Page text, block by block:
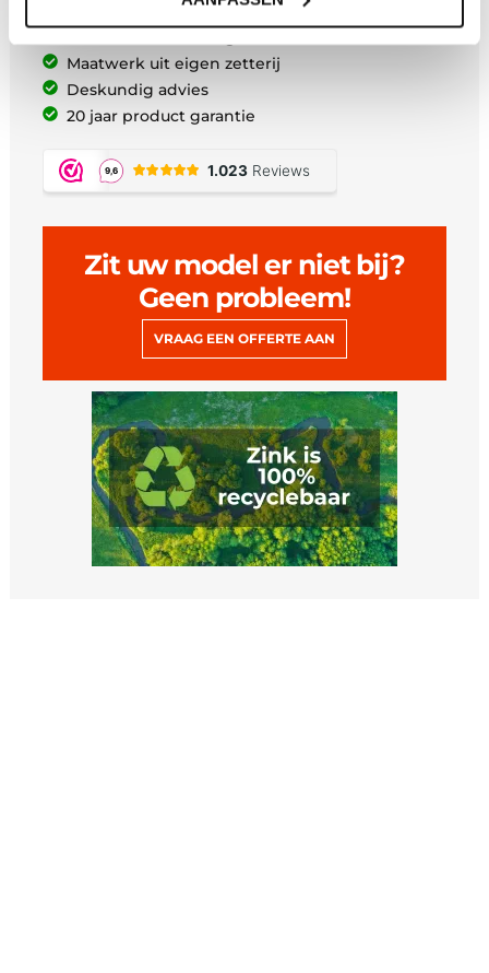
Gratis verzending vanaf €200,-
Maatwerk uit eigen zetterij
Deskundig advies
20 jaar product garantie
Zit uw model er niet bij?
Geen probleem!
VRAAG EEN OFFERTE AAN